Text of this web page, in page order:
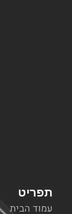
תפריט
עמוד הבית